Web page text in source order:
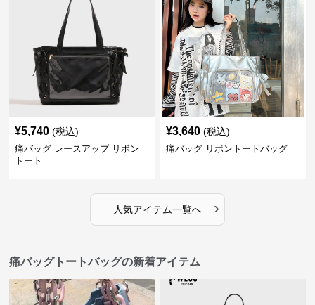
¥5,740 (税込)
痛バッグ レースアップ リボン
トート
¥3,640 (税込)
痛バッグ リボントートバッグ
人気アイテム一覧へ ›
痛バッグトートバッグの新着アイテム